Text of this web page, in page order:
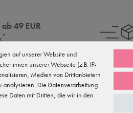
49 EUR
*
auf unserer Website und
unserer Webseite (z.B. IP-
Medien von Drittanbietern
analysieren. Die Datenverarbeitung
Daten mit Dritten, die wir in den